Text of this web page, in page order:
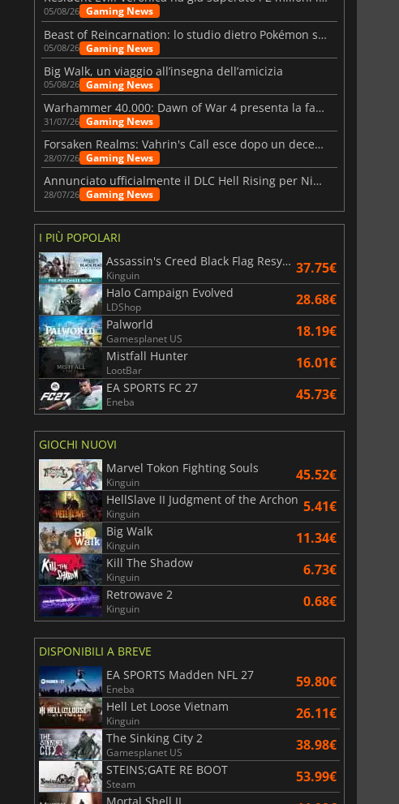
05/08/26 Gaming News
Beast of Reincarnation: lo studio dietro Pokémon su una nuova strada
05/08/26 Gaming News
Big Walk, un viaggio all’insegna dell’amicizia
05/08/26 Gaming News
Warhammer 40.000: Dawn of War 4 presenta la fazione dei Necron
31/07/26 Gaming News
Forsaken Realms: Vahrin's Call esce dopo un decennio di sviluppo
28/07/26 Gaming News
Annunciato ufficialmente il DLC Hell Rising per Nioh 3
28/07/26 Gaming News
I PIÙ POPOLARI
Assassin's Creed Black Flag Resynced
Kinguin 37.75€
Halo Campaign Evolved
LDShop 28.68€
Palworld
Gamesplanet US 18.19€
Mistfall Hunter
LootBar 16.01€
EA SPORTS FC 27
Eneba 45.73€
GIOCHI NUOVI
Marvel Tokon Fighting Souls
Kinguin 45.52€
HellSlave II Judgment of the Archon
Kinguin 5.41€
Big Walk
Kinguin 11.34€
Kill The Shadow
Kinguin 6.73€
Retrowave 2
Kinguin 0.68€
DISPONIBILI A BREVE
EA SPORTS Madden NFL 27
Eneba 59.80€
Hell Let Loose Vietnam
Kinguin 26.11€
The Sinking City 2
Gamesplanet US 38.98€
STEINS;GATE RE BOOT
Steam 53.99€
Mortal Shell II